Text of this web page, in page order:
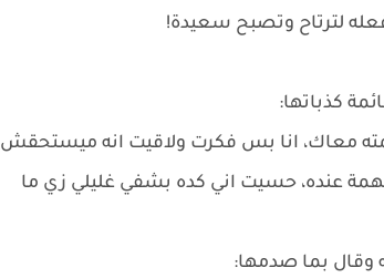
لترتاح وتصبح سعيدة!
كذباتها:
معاك، انا بس فكرت ولاقيت انه ميستحقش
عنده، حسيت اني كده بشفي غليلي زي ما
وقال بما صدمها: